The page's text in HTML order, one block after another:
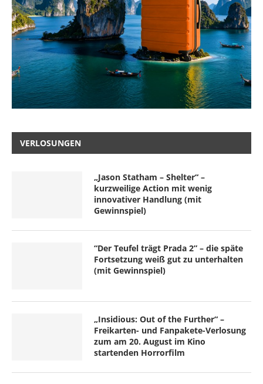
VERLOSUNGEN
„Jason Statham – Shelter“ –
kurzweilige Action mit wenig
innovativer Handlung (mit
Gewinnspiel)
“Der Teufel trägt Prada 2” – die späte
Fortsetzung weiß gut zu unterhalten
(mit Gewinnspiel)
„Insidious: Out of the Further“ –
Freikarten- und Fanpakete-Verlosung
zum am 20. August im Kino
startenden Horrorfilm